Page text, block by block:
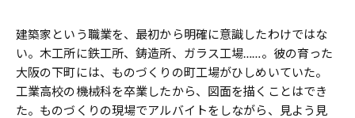
建築家という職業を、最初から明確に意識したわけではな
い。木工所に鉄工所、鋳造所、ガラス工場……。彼の育った
大阪の下町には、ものづくりの町工場がひしめいていた。
工業高校の機械科を卒業したから、図面を描くことはでき
た。ものづくりの現場でアルバイトをしながら、見よう見